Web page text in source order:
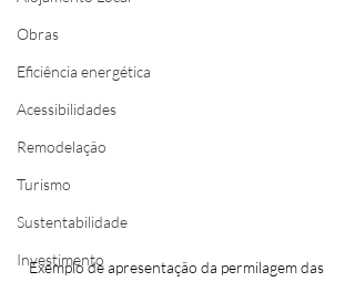
Obras
Eficiência energética
Acessibilidades
Remodelação
Turismo
Sustentabilidade
Investimento
Exemplo de apresentação da permilagem das